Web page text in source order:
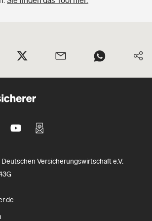
Versicherungswirtschaft e.V.